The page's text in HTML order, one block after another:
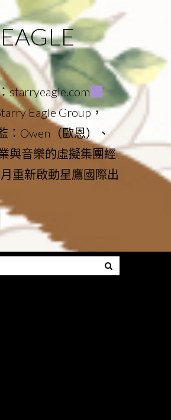
starryeagle.com
Eagle Group，
：Owen（歐恩）、
與音樂的虛擬集團經
重新啟動星鷹國際出
Menu